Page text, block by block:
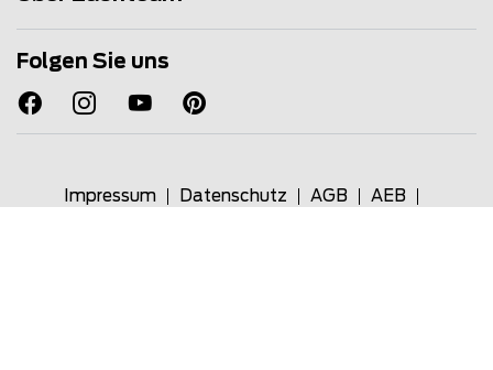
Folgen Sie uns
Impressum Datenschutz AGB
AEB